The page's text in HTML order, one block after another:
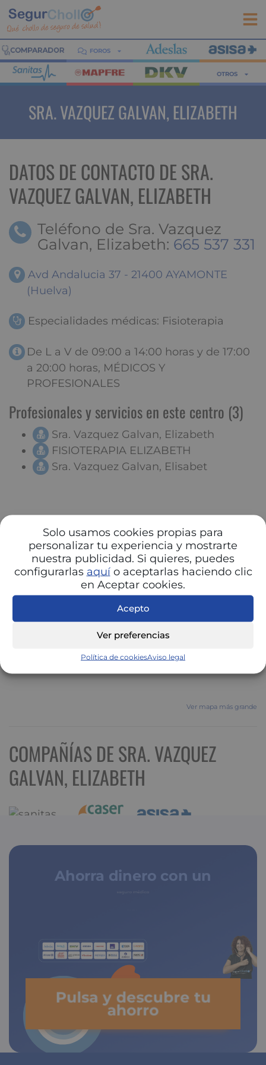
Solo usamos cookies propias para
personalizar tu experiencia y mostrarte
nuestra publicidad. Si quieres, puedes
configurarlas aquío aceptarlas haciendo clic
en Aceptar cookies.
Acepto
Ver preferencias
Política de cookiesAviso legal
FOROS
OTROS
SRA. VAZQUEZ GALVAN, ELIZABETH
DATOS DE CONTACTO DE SRA.
VAZQUEZ GALVAN, ELIZABETH
Teléfono de Sra. Vazquez
Galvan, Elizabeth: 665 537 331
Avd Andalucia 37 - 21400 AYAMONTE
(Huelva)
Especialidades médicas: Fisioterapia
De L a V de 09:00 a 14:00 horas y de 17:00
a 20:00 horas, MÉDICOS Y
PROFESIONALES
Profesionales y servicios en este centro (3)
Sra. Vazquez Galvan, Elizabeth
FISIOTERAPIA ELIZABETH
Sra. Vazquez Galvan, Elisabet
Ver mapa más grande
COMPAÑÍAS DE SRA. VAZQUEZ
GALVAN, ELIZABETH
Ahorra dinero con un
Pulsa y descubre tu
ahorro